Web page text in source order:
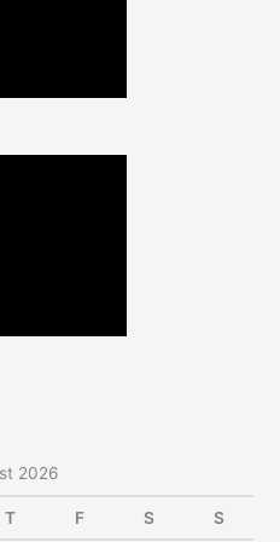
2026
T F S S